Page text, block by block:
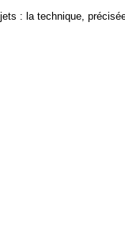
: la technique,